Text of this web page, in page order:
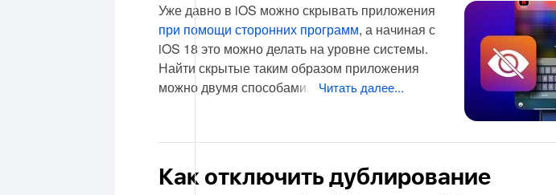
Уже давно в iOS можно скрывать приложения
при помощи сторонних программ, а начиная с
iOS 18 это можно делать на уровне системы.
Найти скрытые таким образом приложения
можно двумя способами.
Читать далее...
Как отключить дублирование